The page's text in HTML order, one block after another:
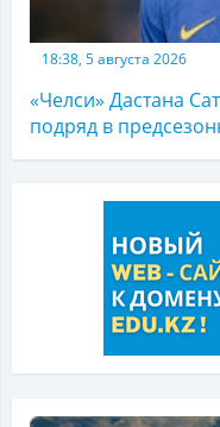
18:38, 5 августа 2026
«Челси» Дастана
подряд в